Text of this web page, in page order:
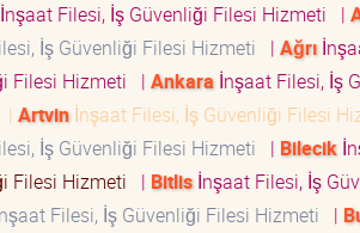
İnşaat Filesi, İş Güvenliği Filesi Hizmeti |
İş Güvenliği Filesi Hizmeti
| Ağrı
Filesi Hizmeti
| Ankara İnşaat Filesi, İş
| Artvinİnşaat Filesi, İş Güvenliği Filesi
İş Güvenliği Filesi Hizmeti
| Bilecik
Filesi Hizmeti
| Bitlisİnşaat Filesi, İş
Filesi, İş Güvenliği Filesi Hizmeti |